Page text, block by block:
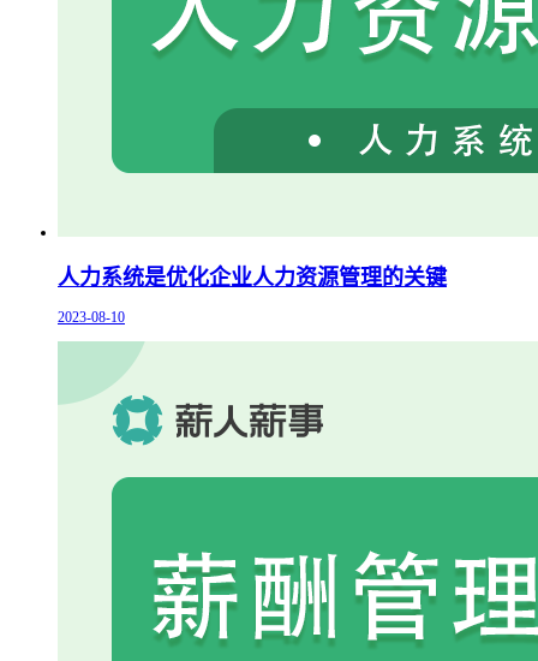
人力系统是优化企业人力资源管理的关键
2023-08-10